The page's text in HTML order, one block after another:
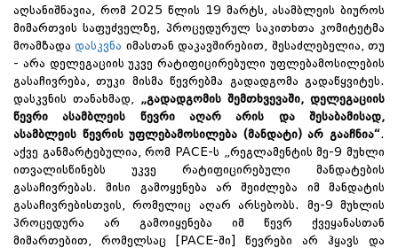
აღსანიშნავია, რომ 2025 წლის 19 მარტს, ასამბლეის ბიუროს
მიმართვის საფუძველზე, პროცედურულ საკითხთა კომიტეტმა
მოამზადადასკვნა იმასთან დაკავშირებით, შესაძლებელია, თუ
- არა დელეგაციის უკვე რატიფიცირებული უფლებამოსილების
გასაჩივრება, თუკი მისმა წევრებმა გადადგომა გადაწყვიტეს.
დასკვნის თანახმად, „გადადგომის შემთხვევაში, დელეგაციის
წევრი ასამბლეის წევრი აღარ არის და შესაბამისად,
ასამბლეის წევრის უფლებამოსილება (მანდატი) არ გააჩნია“.
აქვე განმარტებულია, რომ PACE-ს „რეგლამენტის მე-9 მუხლი
ითვალისწინებს უკვე რატიფიცირებული მანდატების
გასაჩივრებას. მისი გამოყენება არ შეიძლება იმ მანდატის
გასაჩივრებისთვის, რომელიც აღარ არსებობს. მე-9 მუხლის
პროცედურა არ გამოიყენება იმ წევრ ქვეყანასთან
მიმართებით, რომელსაც [PACE-ში] წევრები არ ჰყავს და